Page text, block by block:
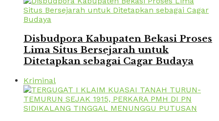
Disbudpora Kabupaten Bekasi Proses
Lima Situs Bersejarah untuk
Ditetapkan sebagai Cagar Budaya
Kriminal